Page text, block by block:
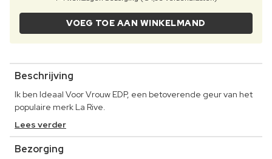
VOEG TOE AAN WINKELMAND
Beschrijving
Ik ben Ideaal Voor Vrouw EDP, een betoverende geur van het
populaire merk La Rive.
Lees verder
Bezorging